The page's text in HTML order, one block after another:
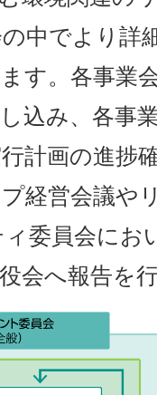
中でより詳
す。各事業
込み、各事
計画の進捗
経営会議や
委員会にお
会へ報告を